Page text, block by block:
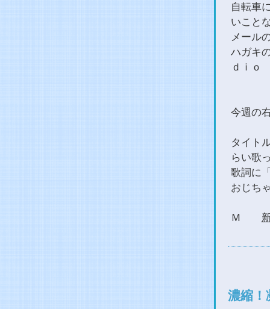
自転車
いこと
メール
ハガキ
ｄｉｏ
今週の
タイト
らい歌
歌詞に
おじち
Ｍ
濃縮！